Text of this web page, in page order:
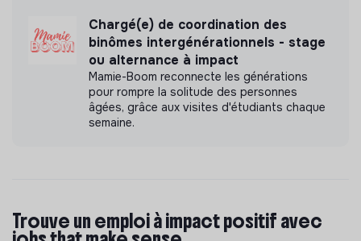
l’adéquation des ressources SI aux besoins de MSF
France
Dans le cadre du partage des bonnes pratiques,
développer le travail avec ses homologues des
autres sections de MSF
Participer au traitement des demandes, problèmes
Chargé(e) de coordination des
binômes intergénérationnels - stage
ou alternance à impact
Mamie-Boom reconnecte les générations
pour rompre la solitude des personnes
âgées, grâce aux visites d'étudiants chaque
semaine.
Trouve un emploi à impact positif avec